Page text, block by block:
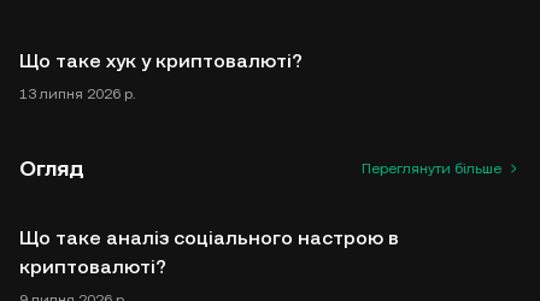
Що таке хук у криптовалюті?
13 липня 2026 р.
Огляд Переглянути більше
Що таке аналіз соціального настрою в
криптовалюті?